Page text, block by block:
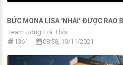
BỨC MONA LISA 'NHÁI' ĐƯỢC RAO
Team Uống Trà Thôi
1361
08:58, 10/11/2021